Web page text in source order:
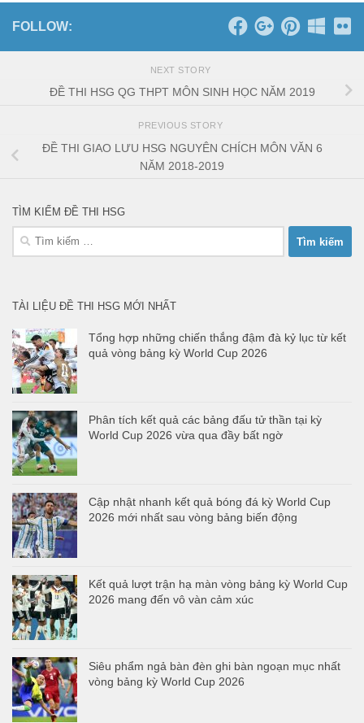
FOLLOW:
NEXT STORY
ĐỀ THI HSG QG THPT MÔN SINH HỌC NĂM 2019
PREVIOUS STORY
ĐỀ THI GIAO LƯU HSG NGUYÊN CHÍCH MÔN VĂN 6
NĂM 2018-2019
TÌM KIẾM ĐỀ THI HSG
Tìm
kiếm
TÀI LIỆU ĐỀ THI HSG MỚI NHẤT
Tổng hợp những chiến thắng đậm đà kỷ lục từ kết
quả vòng bảng kỳ World Cup 2026
Phân tích kết quả các bảng đấu tử thần tại kỳ
World Cup 2026 vừa qua đầy bất ngờ
Cập nhật nhanh kết quả bóng đá kỳ World Cup
2026 mới nhất sau vòng bảng biến động
Kết quả lượt trận hạ màn vòng bảng kỳ World Cup
2026 mang đến vô vàn cảm xúc
Siêu phẩm ngả bàn đèn ghi bàn ngoạn mục nhất
vòng bảng kỳ World Cup 2026